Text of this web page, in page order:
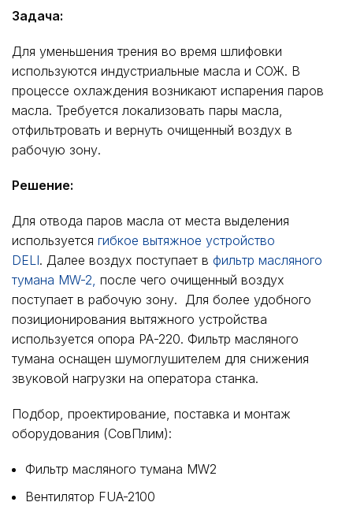
Задача:
Для уменьшения трения во время шлифовки
используются индустриальные масла и СОЖ. В
процессе охлаждения возникают испарения паров
масла. Требуется локализовать пары масла,
отфильтровать и вернуть очищенный воздух в
рабочую зону.
Решение:
Для отвода паров масла от места выделения
используется гибкое вытяжное устройство
DELI. Далее воздух поступает в фильтр масляного
тумана MW-2, после чего очищенный воздух
поступает в рабочую зону. Для более удобного
позиционирования вытяжного устройства
используется опора РА-220. Фильтр масляного
тумана оснащен шумоглушителем для снижения
звуковой нагрузки на оператора станка.
Подбор, проектирование, поставка и монтаж
оборудования (СовПлим):
Фильтр масляного тумана MW2
Вентилятор FUA-2100